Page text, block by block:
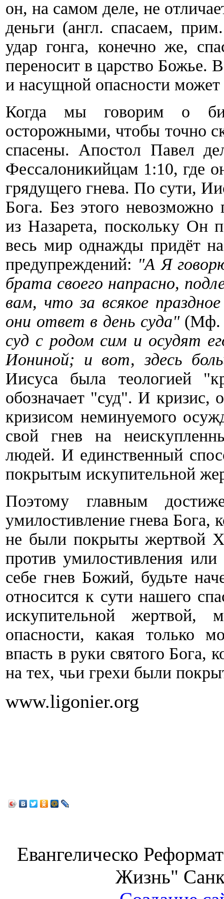
он, на самом деле, не
деньги (англ. спасаем,
удар гонга, конечно же,
переносит в царство Божье.
и насущной опасности может
Когда мы говорим о
осторожными, чтобы точно
спасены. Апостол Павел
Фессалоникийцам 1:10, где
грядущего гнева. По сути,
Бога. Без этого
из Назарета, поскольку Он
весь мир однажды придёт
предупреждений: "А Я
брата своего напрасно,
вам, что за всякое
они ответ в день суда"(Мф.
суд с родом сим и осудят
Иониной; и вот, здесь
Иисуса была теологией
обозначает "суд". И кризис,
кризисом неминуемого
свой гнев на
людей. И единственный
покрытым искупительной
Поэтому главным
умилостивление гнева
не были покрыты жертвой
против умилостивления
себе гнев Божий, будьте
относится к сути нашего
искупительной
опасности, какая только
впасть в руки святого Бога,
на тех, чьи грехи были
www.ligonier.org
Евангелическо
Жизнь"